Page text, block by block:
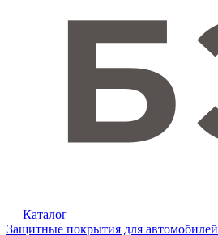
Каталог
Защитные покрытия для автомобилей